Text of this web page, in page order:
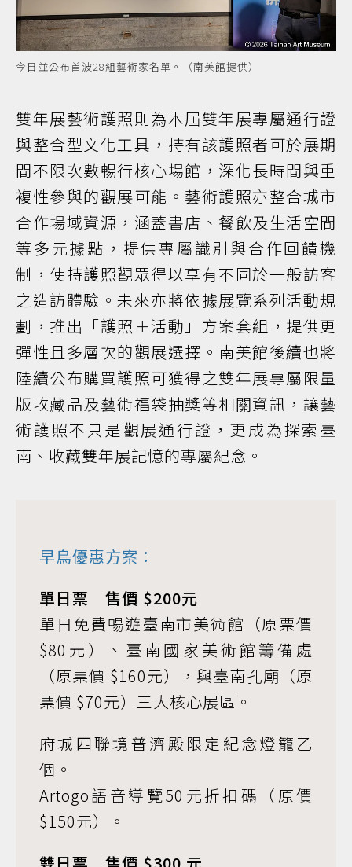
今日並公布首波28組藝術家名單。（南美館提供）
雙年展藝術護照則為本屆雙年展專屬通行證
與整合型文化工具，持有該護照者可於展期
間不限次數暢行核心場館，深化長時間與重
複性參與的觀展可能。藝術護照亦整合城市
合作場域資源，涵蓋書店、餐飲及生活空間
等多元據點，提供專屬識別與合作回饋機
制，使持護照觀眾得以享有不同於一般訪客
之造訪體驗。未來亦將依據展覽系列活動規
劃，推出「護照＋活動」方案套組，提供更
彈性且多層次的觀展選擇。南美館後續也將
陸續公布購買護照可獲得之雙年展專屬限量
版收藏品及藝術福袋抽獎等相關資訊，讓藝
術護照不只是觀展通行證，更成為探索臺
南、收藏雙年展記憶的專屬紀念。
早鳥優惠方案：
單日票 售價 $200元
單日免費暢遊臺南市美術館（原票價
$80元）、臺南國家美術館籌備處
（原票價 $160元），與臺南孔廟（原
票價 $70元）三大核心展區。
府城四聯境普濟殿限定紀念燈籠乙
個。
Artogo語音導覽50元折扣碼（原價
$150元）。
雙日票 售價 $300 元